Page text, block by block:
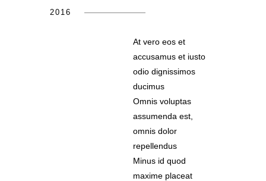
2016
At vero eos et
accusamus et iusto
odio dignissimos
ducimus
Omnis voluptas
assumenda est,
omnis dolor
repellendus
Minus id quod
maxime placeat